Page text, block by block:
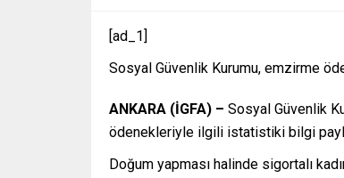
[ad_1]
Sosyal Güvenlik Kurumu, emzirme
ANKARA (İGFA) – Sosyal Güvenlik
ödenekleriyle ilgili istatistiki bilgi
Doğum yapması halinde sigortalı